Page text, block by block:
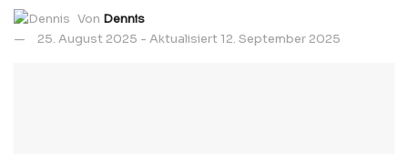
Von Dennis
25. August 2025 - Aktualisiert 12. September 2025